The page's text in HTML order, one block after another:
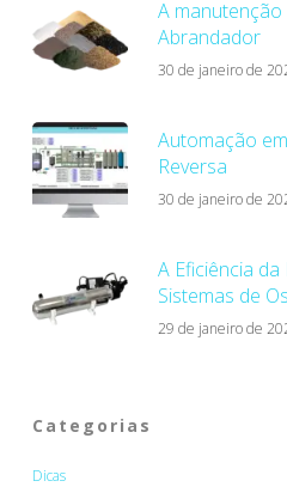
A manutenção
Abrandador
30 de janeiro de
Automação
Reversa
30 de janeiro de
A Eficiência da
Sistemas de
29 de janeiro de
Categorias
Dicas